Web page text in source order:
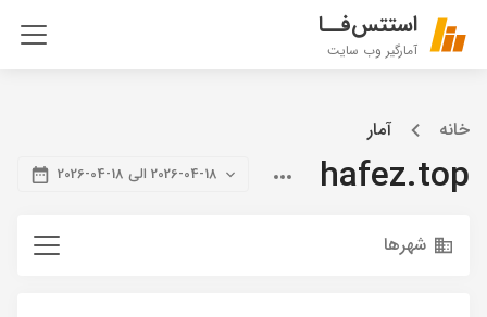
استتس‌فــا
آمارگیر وب سایت
خانه آمار
hafez.top 2026-04-18 الی 18-04-2026
شهرها